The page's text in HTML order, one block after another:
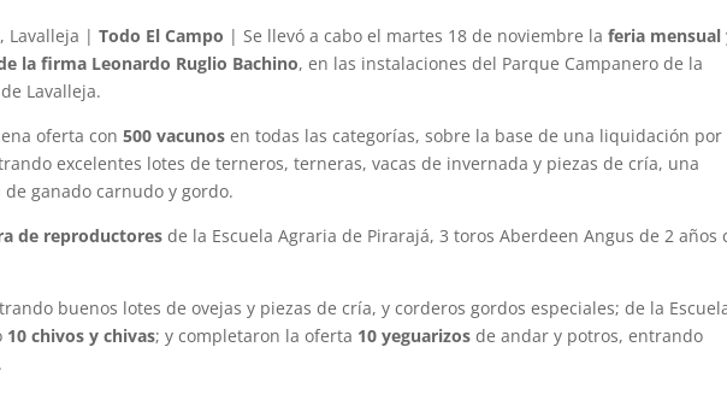
Lavalleja |Todo El Campo | Se llevó a cabo el martes 18 de noviembre laferia mensual
la firma Leonardo Ruglio Bachino, en las instalaciones del Parque Campanero de la
Lavalleja.
oferta con500 vacunos en todas las categorías, sobre la base de una liquidación por
excelentes lotes de terneros, terneras, vacas de invernada y piezas de cría, una
ganado carnudo y gordo.
de reproductores de la Escuela Agraria de Pirarajá, 3 toros Aberdeen Angus de 2 años
buenos lotes de ovejas y piezas de cría, y corderos gordos especiales; de la
10 chivos y chivas; y completaron la oferta 10 yeguarizos de andar y potros, entrando